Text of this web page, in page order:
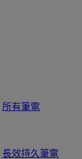
所有筆電
長效持久筆電